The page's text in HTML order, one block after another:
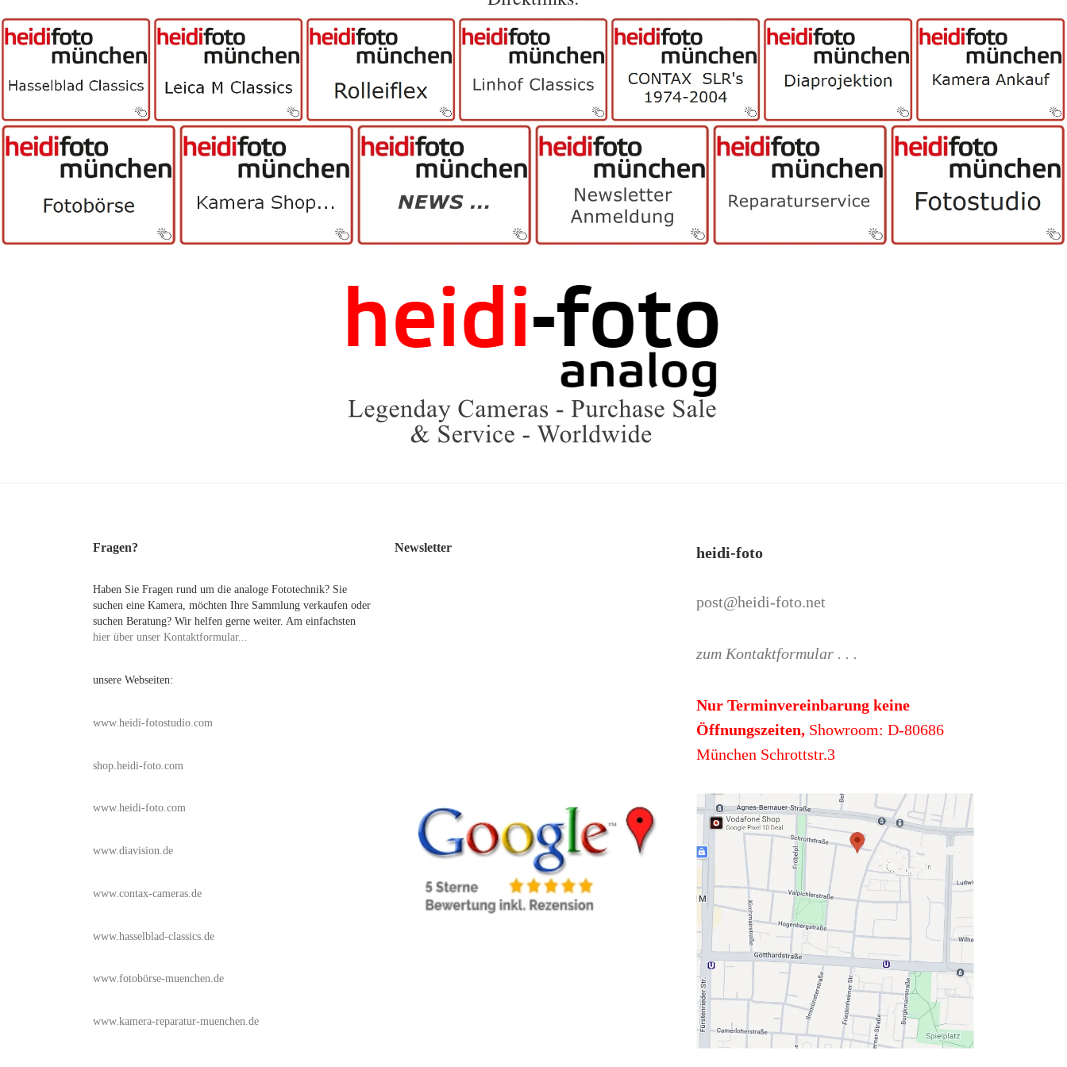
Fragen?
Haben Sie Fragen rund um die analoge Fototechnik? Sie
suchen eine Kamera, möchten Ihre Sammlung verkaufen oder
suchen Beratung? Wir helfen gerne weiter. Am einfachsten
hier über unser Kontaktformular...
unsere Webseiten:
www.heidi-fotostudio.com
shop.heidi-foto.com
www.heidi-foto.com
www.diavision.de
www.contax-cameras.de
www.hasselblad-classics.de
www.fotobörse-muenchen.de
www.kamera-reparatur-muenchen.de
Newsletter heidi-foto
post@heidi-foto.net
zum Kontaktformular . . .
Nur Terminvereinbarung keine
Öffnungszeiten, Showroom: D-80686
München Schrottstr.3